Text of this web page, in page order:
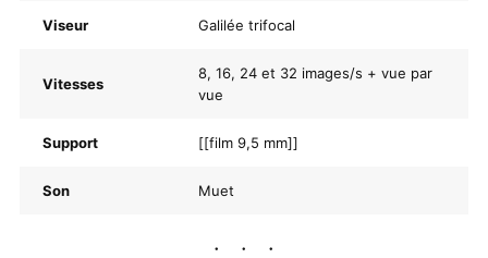
Viseur Galilée trifocal
Vitesses
8, 16, 24 et 32 images/s + vue par
vue
Support [[film 9,5 mm]]
Son Muet